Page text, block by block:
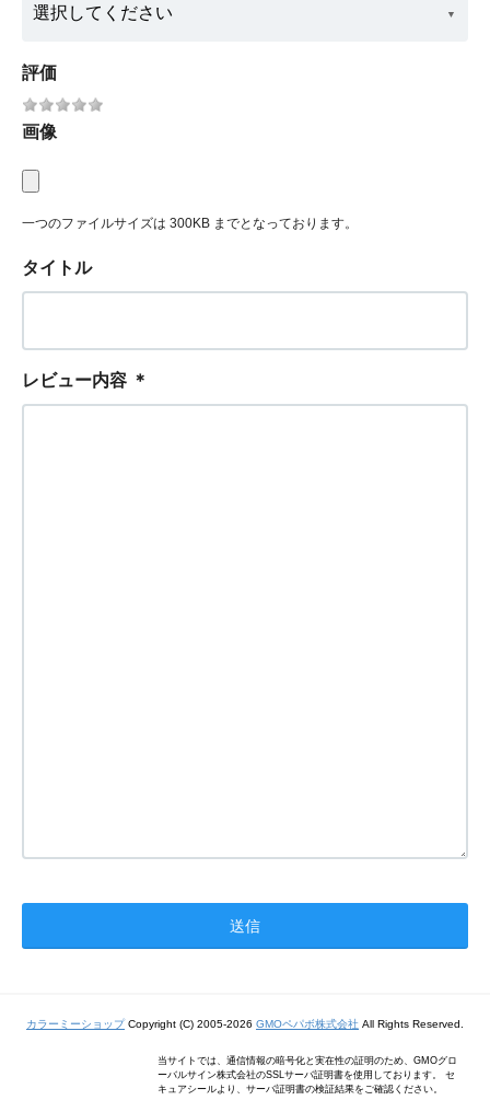
評価
画像
一つのファイルサイズは 300KB までとなっております。
タイトル
レビュー内容 ＊
カラーミーショップCopyright (C) 2005-2026 GMOペパボ株式会社 All Rights Reserved.
当サイトでは、通信情報の暗号化と実在性の証明のため、GMOグロ
ーバルサイン株式会社のSSLサーバ証明書を使用しております。 セ
キュアシールより、サーバ証明書の検証結果をご確認ください。